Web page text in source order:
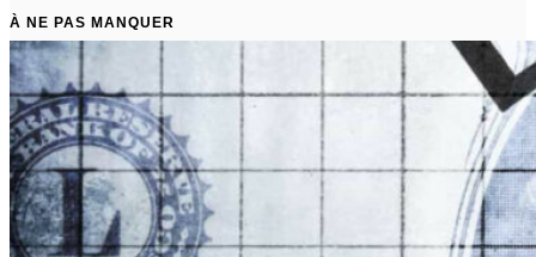
À NE PAS MANQUER